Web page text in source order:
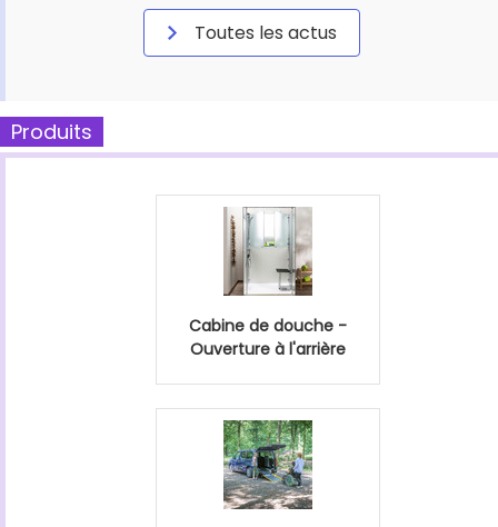
Toutes les actus
Produits
Cabine de douche -
Ouverture à l'arrière